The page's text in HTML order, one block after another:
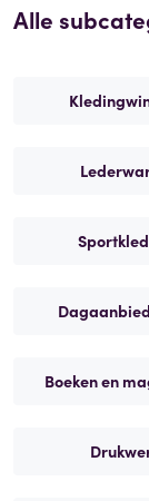
Alle
Boeken en